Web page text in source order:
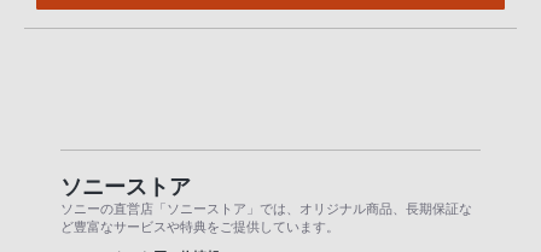
ソニーストア
ソニーの直営店「ソニーストア」では、オリジナル商品、長期保証な
ど豊富なサービスや特典をご提供しています。